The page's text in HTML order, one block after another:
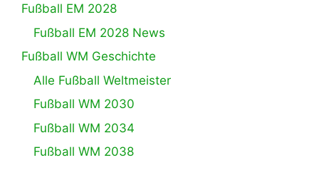
Fußball EM 2028
Fußball EM 2028 News
Fußball WM Geschichte
Alle Fußball Weltmeister
Fußball WM 2030
Fußball WM 2034
Fußball WM 2038